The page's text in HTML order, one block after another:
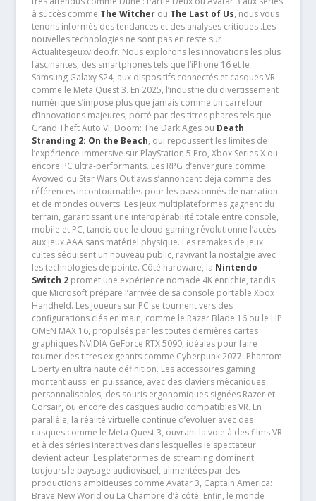
à succès comme The Witcherou The Last of Us, nous vous
tenons informés des tendances et des analyses critiques .Les
nouvelles technologies ne sont pas en reste sur
Actualitesjeuxvideo.fr. Nous explorons les innovations les plus
fascinantes, des smartphones tels que l’iPhone 16 et le
Samsung Galaxy S24, aux dispositifs connectés et casques VR
comme le Meta Quest 3. En 2025, l’industrie du divertissement
numérique s’impose plus que jamais comme un carrefour
d’innovations majeures, porté par des titres phares tels que
Grand Theft Auto VI, Doom: The Dark Ages ou Death
Stranding 2: On the Beach, qui repoussent les limites de
l’expérience immersive sur PlayStation 5 Pro, Xbox Series X ou
encore PC ultra-performants. Les RPG d’envergure comme
Avowed ou Star Wars Outlaws s’annoncent déjà comme des
références incontournables pour les passionnés de narration
et de mondes ouverts. Les jeux multiplateformes gagnent du
terrain, garantissant une interopérabilité totale entre console,
mobile et PC, tandis que le cloud gaming révolutionne l’accès
aux jeux AAA sans matériel physique. Les remakes de jeux
cultes séduisent un nouveau public, ravivant la nostalgie avec
les technologies de pointe. Côté hardware, la Nintendo
Switch 2promet une expérience nomade 4K enrichie, tandis
que Microsoft prépare l’arrivée de sa console portable Xbox
Handheld. Les joueurs sur PC se tournent vers des
configurations clés en main, comme le Razer Blade 16 ou le HP
OMEN MAX 16, propulsés par les toutes dernières cartes
graphiques NVIDIA GeForce RTX 5090, idéales pour faire
tourner des titres exigeants comme Cyberpunk 2077: Phantom
Liberty en ultra haute définition. Les accessoires gaming
montent aussi en puissance, avec des claviers mécaniques
personnalisables, des souris ergonomiques signées Razer et
Corsair, ou encore des casques audio compatibles VR. En
parallèle, la réalité virtuelle continue d’évoluer avec des
casques comme le Meta Quest 3, ouvrant la voie à des films VR
et à des séries interactives dans lesquelles le spectateur
devient acteur. Les plateformes de streaming dominent
toujours le paysage audiovisuel, alimentées par des
productions ambitieuses comme Avatar 3, Captain America:
Brave New World ou La Chambre d’à côté. Enfin, le monde